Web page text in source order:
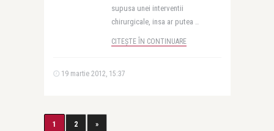
supusa unei interventii
chirurgicale, insa ar putea ..
CITEȘTE ÎN CONTINUARE
19 martie 2012, 15:37
1 2 »